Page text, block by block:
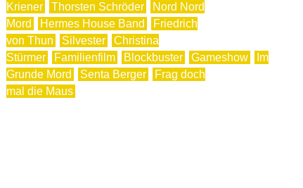
Kriener
Thorsten Schröder
Nord Nord
Mord
Hermes House Band
Friedrich
von Thun
Silvester
Christina
Stürmer
Familienfilm Blockbuster Gameshow
Im
Grunde Mord
Senta Berger
Frag doch
mal die Maus